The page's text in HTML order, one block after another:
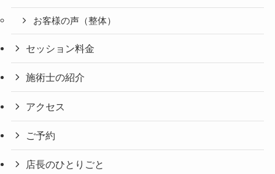
お客様の声（整体）
セッション料金
施術士の紹介
アクセス
ご予約
店長のひとりごと